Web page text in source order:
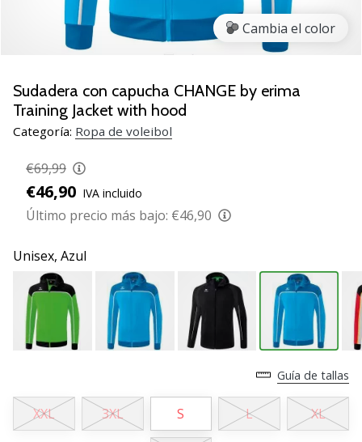
voleibol
Regalos
Navidad
para
jugadores
de
¡Nuestros
consejos
te
ayudarán
elegir
regalo
perfecto!
Encuentra…
•
2 min. de lectura
Cambia el color
Sudadera con capucha CHANGE by erima
Training Jacket with hood
Categoría: Ropa de voleibol
€69,99
€46,90 IVA incluido
Último precio más bajo: €46,90
Unisex, Azul
Guía de tallas
XXL 3XL S L XL